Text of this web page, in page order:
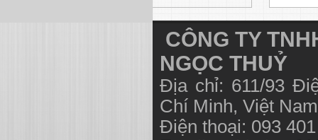
CÔNG TY
NGỌC THUỶ
Địa chỉ: 611/93
Chí Minh, Việt
Điện thoại: 093